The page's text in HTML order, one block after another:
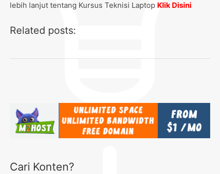
lebih lanjut tentang Kursus Teknisi Laptop Klik Disini
Related posts:
Cari Konten?